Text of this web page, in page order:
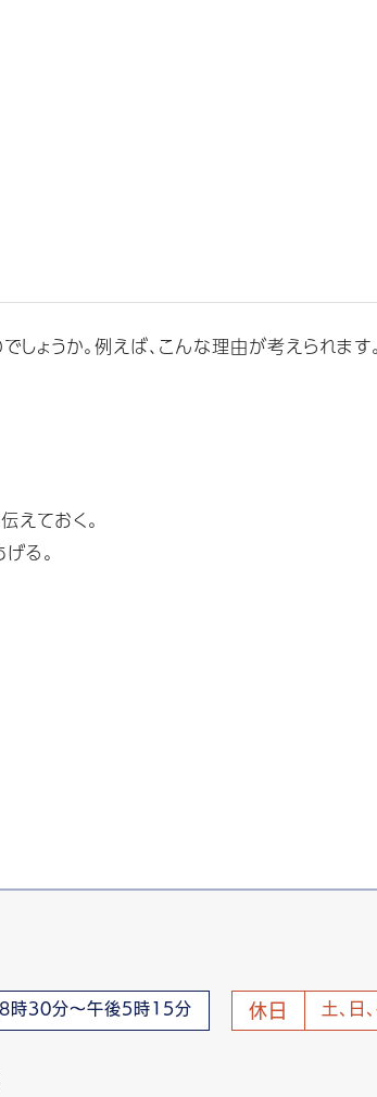
ょうか。例えば、こんな理由が考えられます。
えておく。
る。
時30分～午後5時15分 休日 土、